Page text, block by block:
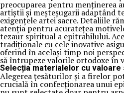
preocuparea pentru menținerea
artiștii și meșteșugarii adaptând
exigențele artei sacre. Detaliile
atenția pentru acuratețea
tezaur spiritual a epitrahilului.
tradiționale cu cele inovative
oferind în același timp noi
să întrupeze valorile ortodoxe în
Selecția materialelor cu valoare
Alegerea țesăturilor și a firelor
crucială în confecționarea unui